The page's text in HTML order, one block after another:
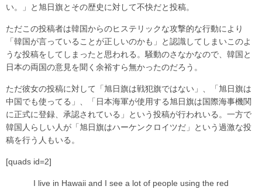
い。」と旭日旗とその歴史に対して不快だと投稿。
ただこの投稿者は韓国からのヒステリックな攻撃的な行動により
「韓国が言っていることが正しいのかも」と認識してしまいこのよ
うな投稿をしてしまったと思われる。騒動のさなかなので、韓国と
日本の両国の意見を聞く余裕すら無かったのだろう。
ただ彼女の投稿に対して「旭日旗は戦犯旗ではない」、「旭日旗は
中国でも使ってる」、「日本海軍が使用する旭日旗は国際海事機関
に正式に登録、承認されている」という投稿が行われいる。一方で
韓国人らしい人が「旭日旗はハーケンクロイツだ」という過激な投
稿を行う人もいる。
[quads id=2]
I live in Hawaii and I see a lot of people using the red